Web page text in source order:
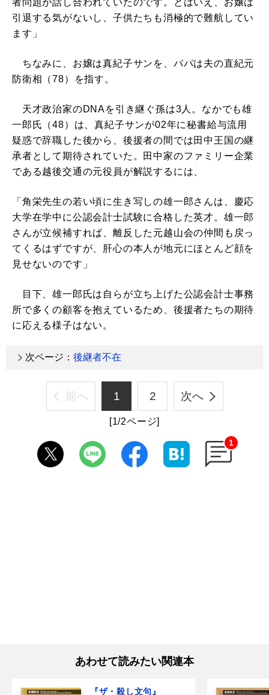
者問題が話し合われていたのです。とはいえ、お嬢は
引退する気がないし、子供たちも消極的で難航してい
ます」
ちなみに、お嬢は真紀子サンを、パパは夫の直紀元
防衛相（78）を指す。
天才政治家のDNAを引き継ぐ孫は3人。なかでも雄
一郎氏（48）は、真紀子サンが02年に秘書給与流用
疑惑で辞職した後から、後援者の間では田中王国の継
承者として期待されていた。田中家のファミリー企業
である越後交通の元役員が解説するには、
「角栄先生の若い頃に生き写しの雄一郎さんは、慶応
大学在学中に公認会計士試験に合格した英才。雄一郎
さんが立候補すれば、離反した元越山会の仲間も戻っ
てくるはずですが、肝心の本人が地元にほとんど顔を
見せないのです」
目下、雄一郎氏は自らが立ち上げた公認会計士事務
所で多くの顧客を抱えているため、後援者たちの期待
に応える様子はない。
次ページ： 後継者不在
前へ 1 2 次へ
[1/2ページ]
1
あわせて読みたい関連本
『ザ・殺し文句』